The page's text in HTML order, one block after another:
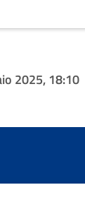
2025, 18:10